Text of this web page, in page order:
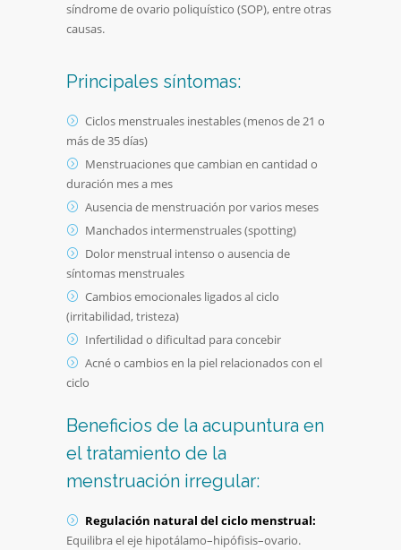
síndrome de ovario poliquístico (SOP), entre otras
causas.
Principales síntomas:
Ciclos menstruales inestables (menos de 21 o
más de 35 días)
Menstruaciones que cambian en cantidad o
duración mes a mes
Ausencia de menstruación por varios meses
Manchados intermenstruales (spotting)
Dolor menstrual intenso o ausencia de
síntomas menstruales
Cambios emocionales ligados al ciclo
(irritabilidad, tristeza)
Infertilidad o dificultad para concebir
Acné o cambios en la piel relacionados con el
ciclo
Beneficios de la acupuntura en
el tratamiento de la
menstruación irregular:
Regulación natural del ciclo menstrual:
Equilibra el eje hipotálamo–hipófisis–ovario.